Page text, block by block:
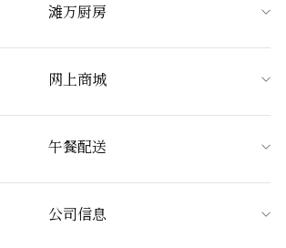
滩万厨房
网上商城
午餐配送
公司信息